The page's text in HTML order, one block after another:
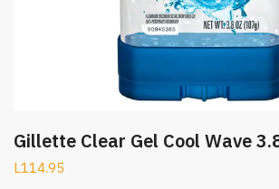
Gillette Clear Gel Cool Wave
L114.95